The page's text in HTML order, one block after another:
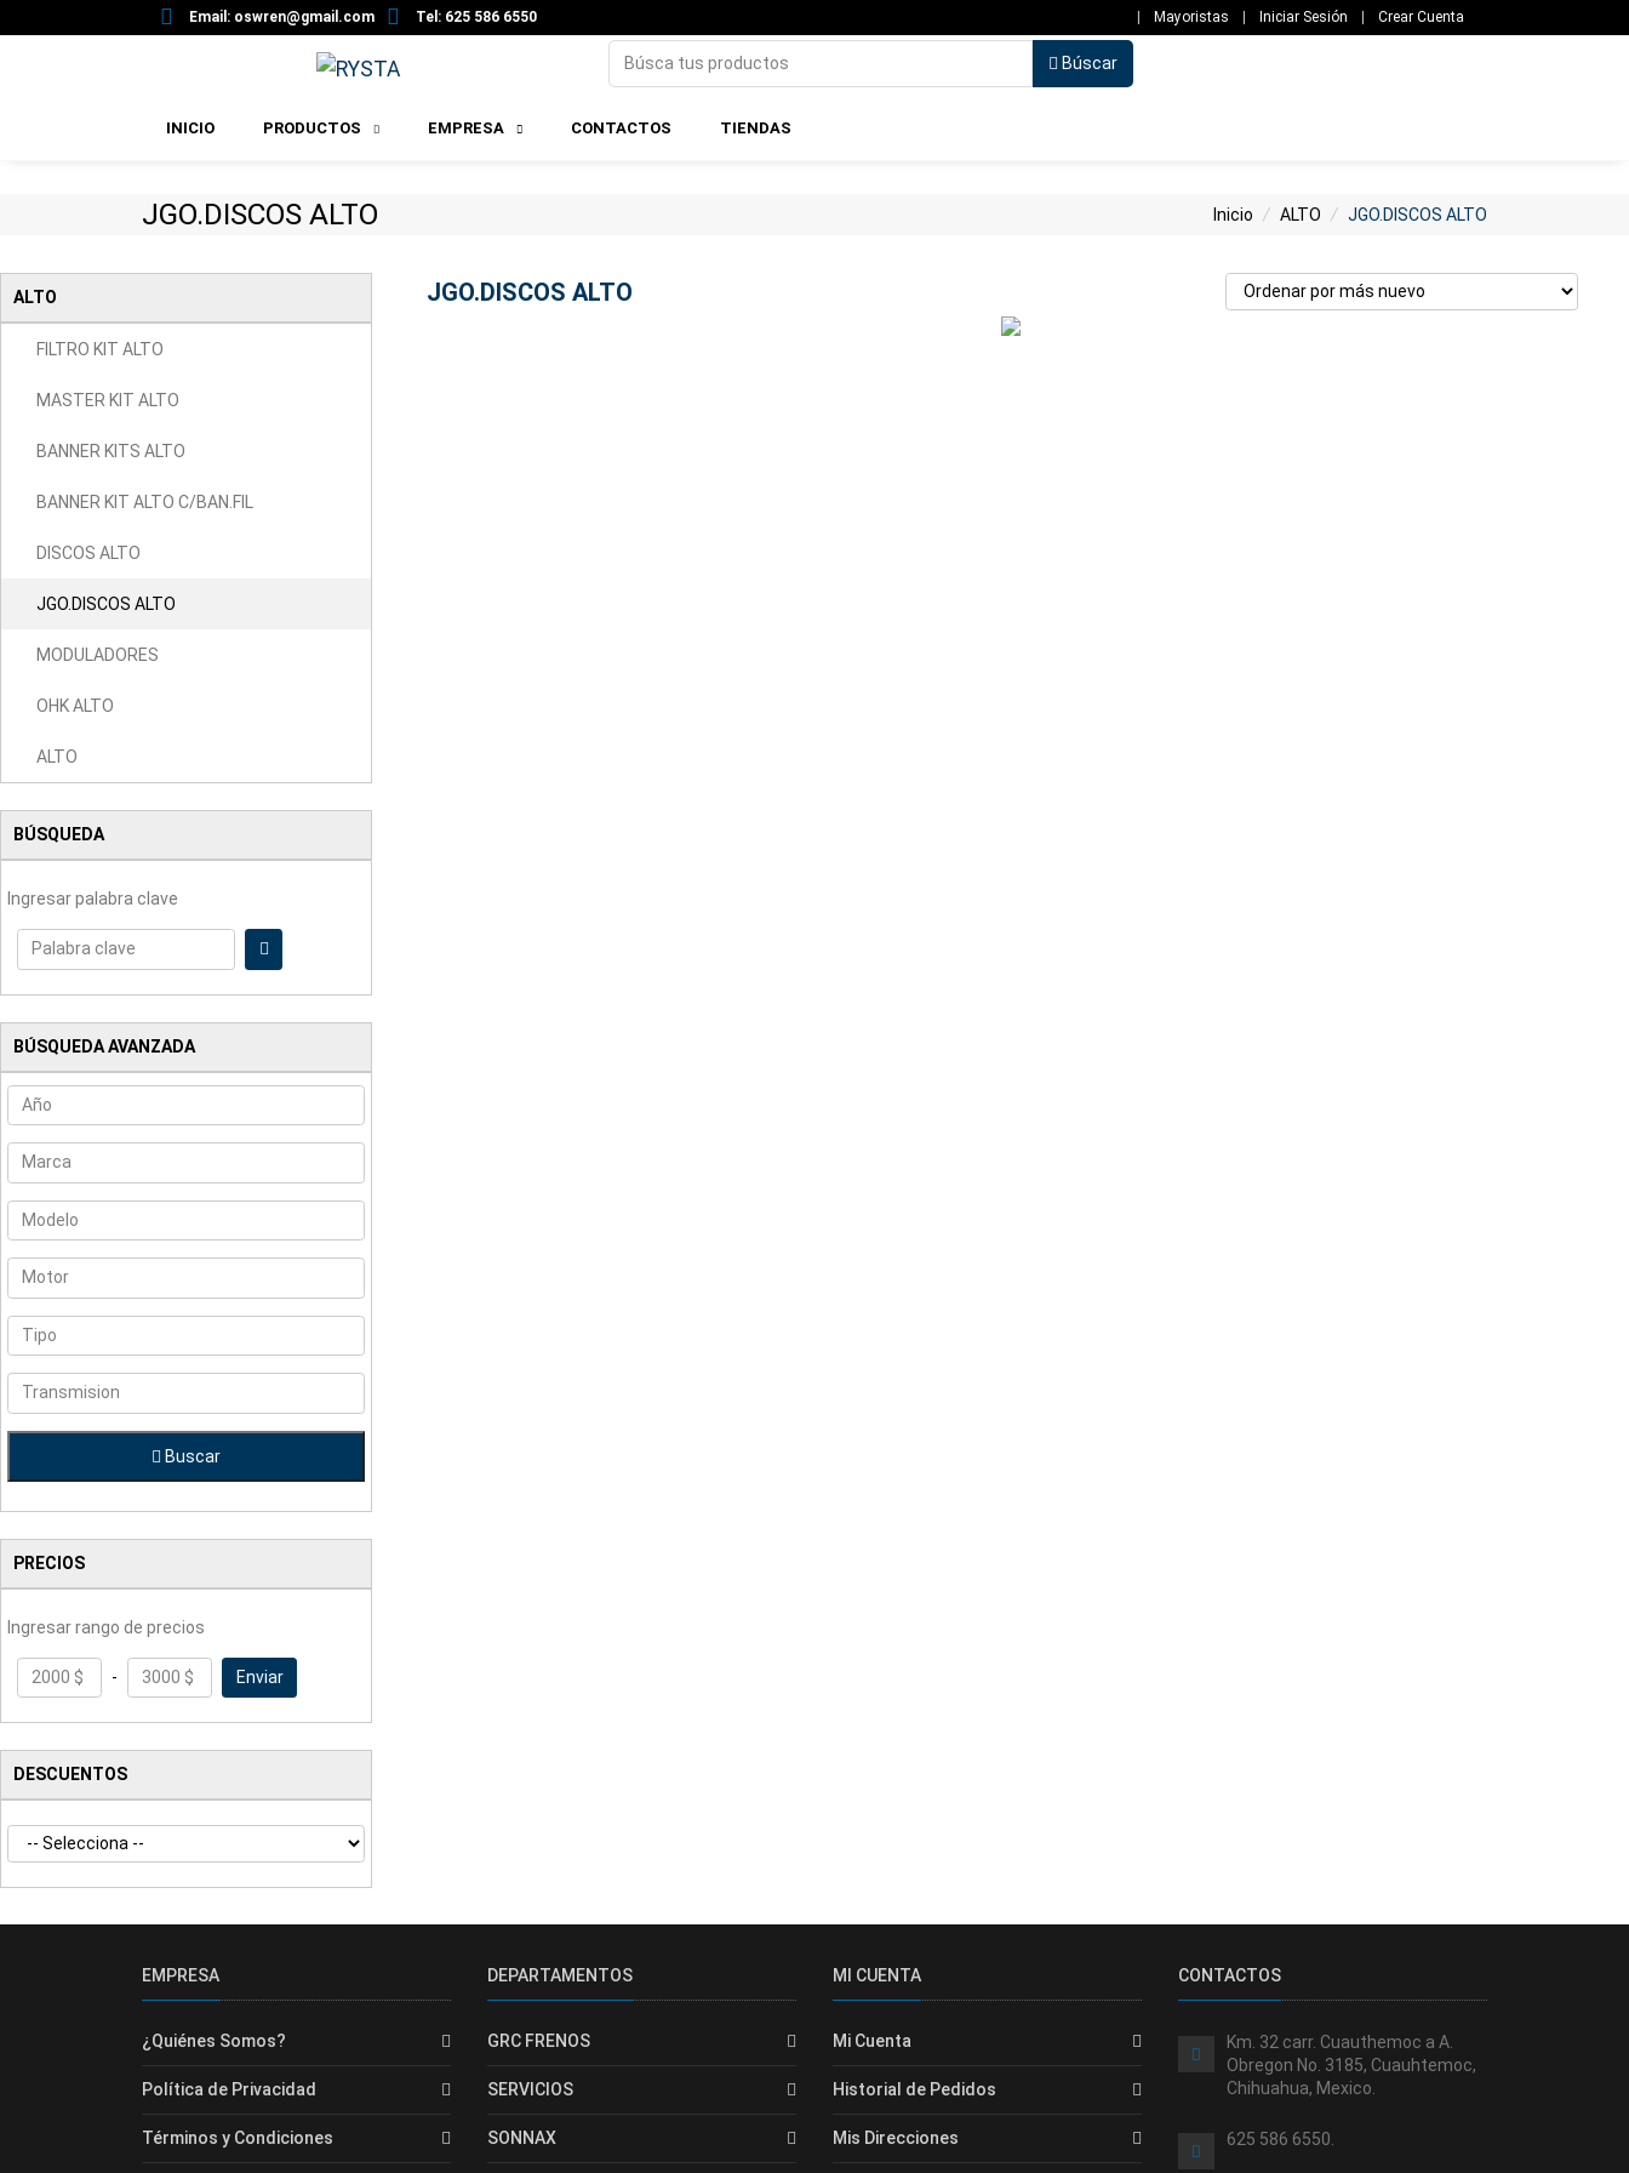
Email: oswren@gmail.com Tel: 625 586 6550 Mayoristas Iniciar Sesión Crear Cuenta
Búscar
INICIO PRODUCTOS EMPRESA CONTACTOS TIENDAS
JGO.DISCOS ALTO Inicio / ALTO / JGO.DISCOS ALTO
ALTO
FILTRO KIT ALTO
MASTER KIT ALTO
BANNER KITS ALTO
BANNER KIT ALTO C/BAN.FIL
DISCOS ALTO
JGO.DISCOS ALTO
MODULADORES
OHK ALTO
ALTO
BÚSQUEDA
Ingresar palabra clave
BÚSQUEDA AVANZADA
Buscar
PRECIOS
Ingresar rango de precios
- Enviar
DESCUENTOS
JGO.DISCOS ALTO
EMPRESA
¿Quiénes Somos?
Política de Privacidad
Términos y Condiciones
DEPARTAMENTOS
GRC FRENOS
SERVICIOS
SONNAX
MI CUENTA
Mi Cuenta
Historial de Pedidos
Mis Direcciones
CONTACTOS
Km. 32 carr. Cuauthemoc a A.
Obregon No. 3185, Cuauhtemoc,
Chihuahua, Mexico.
625 586 6550.